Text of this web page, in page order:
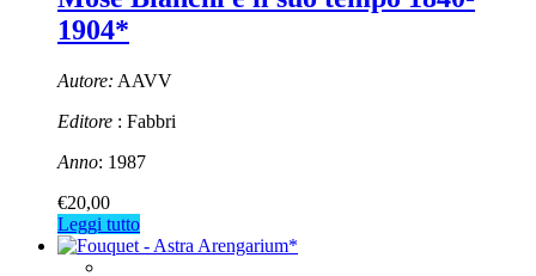
1904*
Autore: AAVV
Editore : Fabbri
Anno: 1987
€20,00
Leggi tutto